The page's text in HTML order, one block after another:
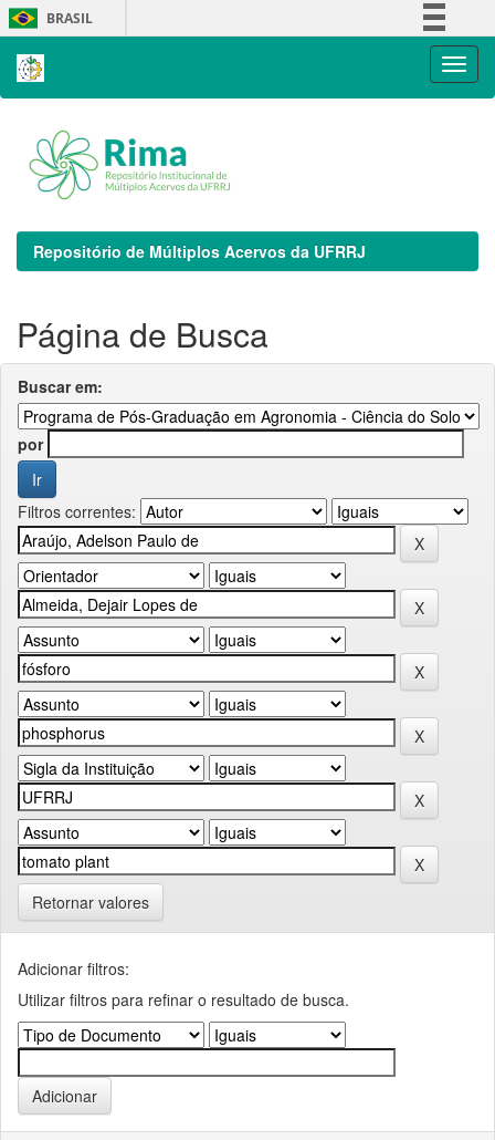
Skip
navigation
BRASIL
Repositório de Múltiplos Acervos da UFRRJ
Página de Busca
Buscar em:
por
Filtros correntes:
Retornar valores
Adicionar filtros:
Utilizar filtros para refinar o resultado de busca.